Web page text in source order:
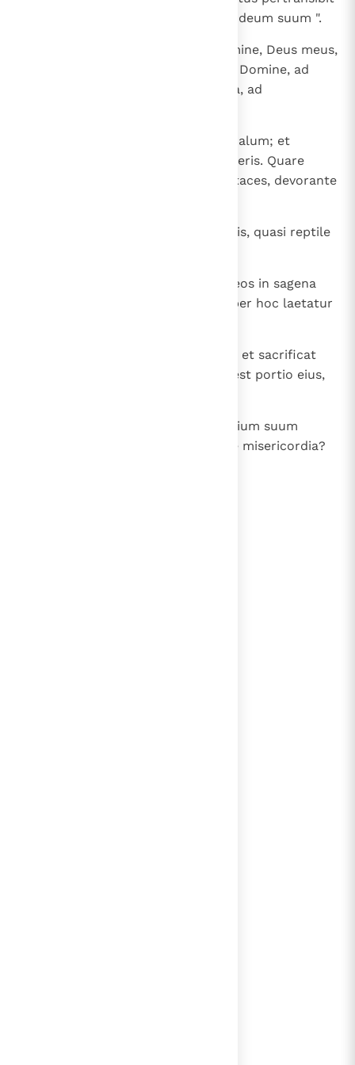
et constituet fortitudinem suam deum suum ".
Numquid non tu a principio, Domine, Deus meus,
sanctus meus, qui non morieris? Domine, ad
iudicium posuisti eam; petra mea, ad
Mundi sunt oculi tui, ne videas malum; et
respicere ad iniquitatem non poteris. Quare
respicis super inique agentes et taces, devorante
Fecisti homines quasi pisces maris, quasi reptile
Omnes in hamo sublevat, trahit eos in sagena
sua et congregat in rete suo; super hoc laetatur
Propterea immolat sagenae suae et sacrificat
reti suo, quia in ipsis incrassata est portio eius,
Propter hoc ergo evaginabit gladium suum
semper, ut interficiat gentes sine misericordia?